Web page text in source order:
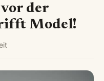
vor der
Model!